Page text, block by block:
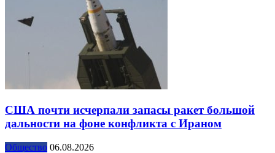
США почти исчерпали запасы ракет большой
дальности на фоне конфликта с Ираном
Общество 06.08.2026